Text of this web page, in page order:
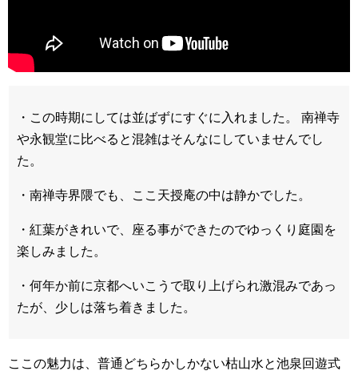
・この時期にしては並ばずにすぐに入れました。 南禅寺
や永観堂に比べると混雑はそんなにしていませんでし
た。
・南禅寺界隈でも、ここ天授庵の中は静かでした。
・紅葉がきれいで、座る事ができたのでゆっくり庭園を
楽しみました。
・何年か前に京都へいこうで取り上げられ激混みであっ
たが、少しは落ち着きました。
ここの魅力は、普通どちらかしかない枯山水と池泉回遊式